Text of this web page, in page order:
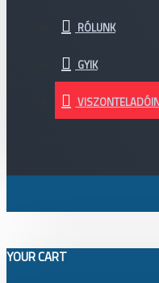
RÓLUNK
GYIK
YOUR CART